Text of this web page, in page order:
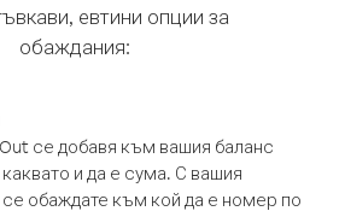
евтини опции за
обаждания:
се добавя към вашия баланс
и да е сума. С вашия
обаждате към кой да е номер по